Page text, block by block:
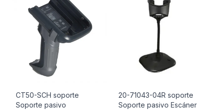
CT50-SCH soporte
Soporte pasivo
20-71043-04R soporte
Soporte pasivo Escáner